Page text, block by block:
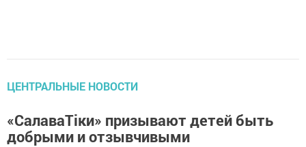
ЦЕНТРАЛЬНЫЕ НОВОСТИ
«СалаваТіки» призывают детей быть
добрыми и отзывчивыми